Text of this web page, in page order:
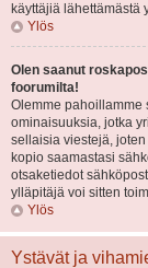
käyttäjiä lähettämästä
Ylös
Olen saanut
foorumilta!
Olemme pahoillamme
ominaisuuksia, jotka
sellaisia viestejä,
kopio saamastasi
otsaketiedot
ylläpitäjä voi sitten
Ylös
Ystävät ja